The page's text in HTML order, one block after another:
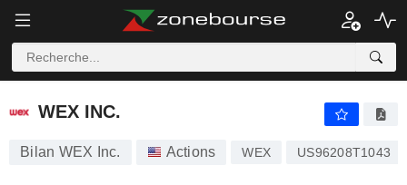
WEX INC.
WEX INC.
Bilan WEX Inc. Actions WEX US96208T1043